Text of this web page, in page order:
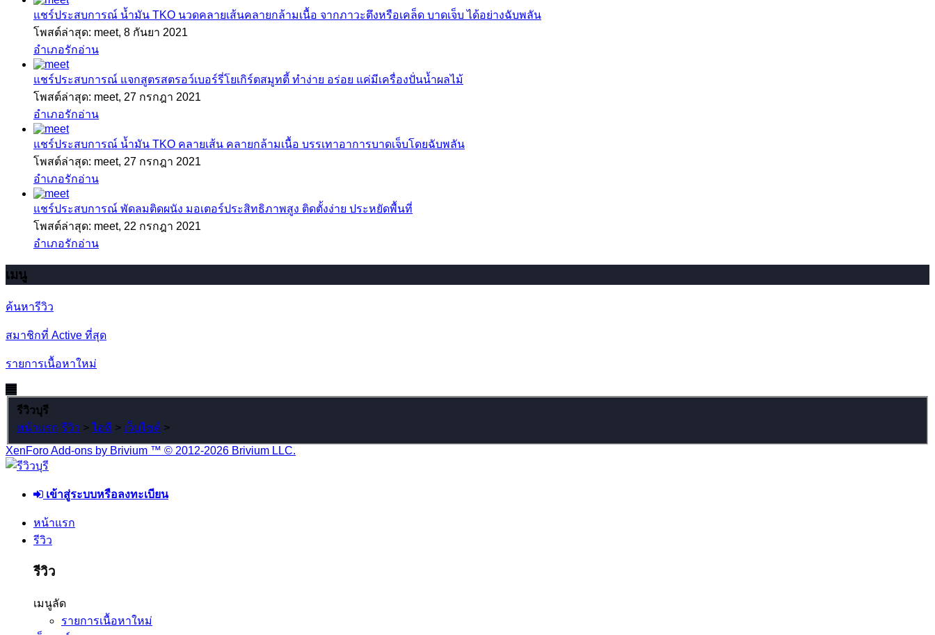
แชร์ประสบการณ์ น้ำมัน TKO นวดคลายเส้นคลายกล้ามเนื้อ จากภาวะตึงหรือเคล็ด บาดเจ็บ ได้อย่างฉับพลัน
โพสต์ล่าสุด: meet, 8 กันยา 2021
อำเภอรักอ่าน
แชร์ประสบการณ์ แจกสูตรสตรอว์เบอร์รี่โยเกิร์ตสมูทตี้ ทำง่าย อร่อย แค่มีเครื่องปั่นน้ำผลไม้
โพสต์ล่าสุด: meet, 27 กรกฎา 2021
อำเภอรักอ่าน
แชร์ประสบการณ์ น้ำมัน TKO คลายเส้น คลายกล้ามเนื้อ บรรเทาอาการบาดเจ็บโดยฉับพลัน
โพสต์ล่าสุด: meet, 27 กรกฎา 2021
อำเภอรักอ่าน
แชร์ประสบการณ์ พัดลมติดผนัง มอเตอร์ประสิทธิภาพสูง ติดตั้งง่าย ประหยัดพื้นที่
โพสต์ล่าสุด: meet, 22 กรกฎา 2021
อำเภอรักอ่าน
เมนู
ค้นหารีวิว
สมาชิกที่ Active ที่สุด
รายการเนื้อหาใหม่
รีวิวบุรี
หน้าแรก รีวิว > ไอที > เว็บไซต์ >
XenForo Add-ons by Brivium ™ © 2012-2026 Brivium LLC.
เข้าสู่ระบบหรือลงทะเบียน
หน้าแรก
รีวิว
รีวิว
เมนูลัด
รายการเนื้อหาใหม่